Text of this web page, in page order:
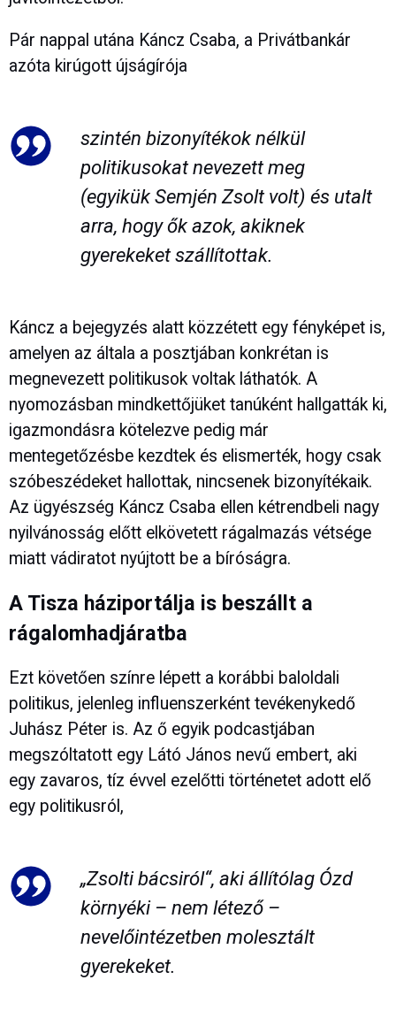
Pár nappal utána Káncz Csaba, a Privátbankár
azóta kirúgott újságírója
szintén bizonyítékok nélkül
politikusokat nevezett meg
(egyikük Semjén Zsolt volt) és utalt
arra, hogy ők azok, akiknek
gyerekeket szállítottak.
Káncz a bejegyzés alatt közzétett egy fényképet is,
amelyen az általa a posztjában konkrétan is
megnevezett politikusok voltak láthatók. A
nyomozásban mindkettőjüket tanúként hallgatták ki,
igazmondásra kötelezve pedig már
mentegetőzésbe kezdtek és elismerték, hogy csak
szóbeszédeket hallottak, nincsenek bizonyítékaik.
Az ügyészség Káncz Csaba ellen kétrendbeli nagy
nyilvánosság előtt elkövetett rágalmazás vétsége
miatt vádiratot nyújtott be a bíróságra.
A Tisza háziportálja is beszállt a
rágalomhadjáratba
Ezt követően színre lépett a korábbi baloldali
politikus, jelenleg influenszerként tevékenykedő
Juhász Péter is. Az ő egyik podcastjában
megszóltatott egy Látó János nevű embert, aki
egy zavaros, tíz évvel ezelőtti történetet adott elő
egy politikusról,
„Zsolti bácsiról“, aki állítólag Ózd
környéki – nem létező –
nevelőintézetben molesztált
gyerekeket.